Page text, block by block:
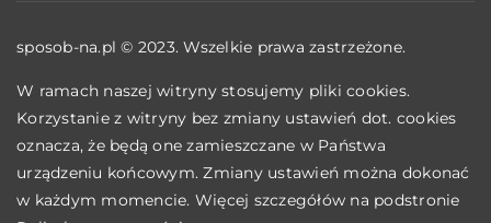
sposob-na.pl © 2023. Wszelkie prawa zastrzeżone.
W ramach naszej witryny stosujemy pliki cookies.
Korzystanie z witryny bez zmiany ustawień dot. cookies
oznacza, że będą one zamieszczane w Państwa
urządzeniu końcowym. Zmiany ustawień można dokonać
w każdym momencie. Więcej szczegółów na podstronie